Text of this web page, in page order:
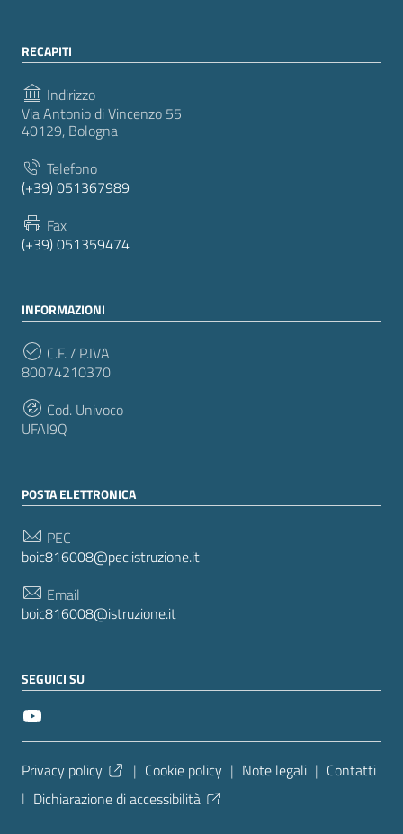
RECAPITI
Indirizzo
Via Antonio di Vincenzo 55
40129, Bologna
Telefono
(+39) 051367989
Fax
(+39) 051359474
INFORMAZIONI
C.F. / P.IVA
80074210370
Cod. Univoco
UFAI9Q
POSTA ELETTRONICA
PEC
boic816008@pec.istruzione.it
Email
boic816008@istruzione.it
SEGUICI SU
Sezione Link Utili
Privacy policy | Cookie policy | Note legali | Contatti
| Dichiarazione di accessibilità